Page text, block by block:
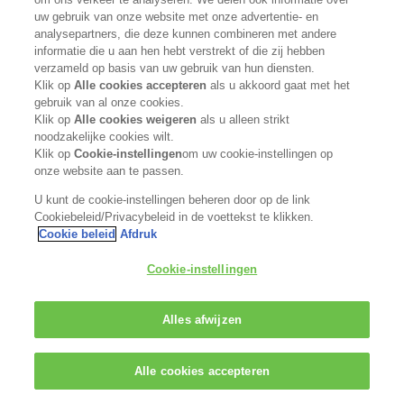
www.kaosalonpartner.com
GO TO SHOP
uw gebruik van onze website met onze advertentie- en
analysepartners, die deze kunnen combineren met andere
informatie die u aan hen hebt verstrekt of die zij hebben
verzameld op basis van uw gebruik van hun diensten.
Klik opAlle cookies accepteren als u akkoord gaat met het
gebruik van al onze cookies.
Klik opAlle cookies weigeren als u alleen strikt
noodzakelijke cookies wilt.
Klik opCookie-instellingenom uw cookie-instellingen op
onze website aan te passen.
U kunt de cookie-instellingen beheren door op de link
Cookiebeleid/Privacybeleid in de voettekst te klikken.
Cookie beleid Afdruk
Cookie-instellingen
Alles afwijzen
Alle cookies accepteren